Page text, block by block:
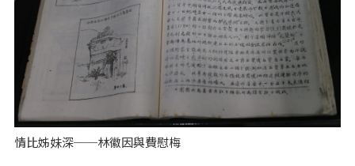
情比姊妹深──林徽因與費慰梅